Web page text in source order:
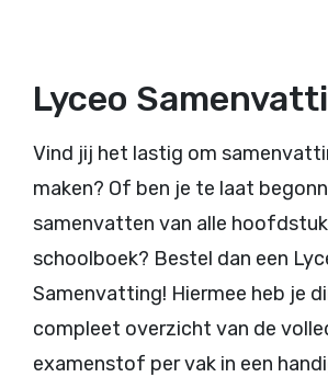
Lyceo
Vind jij het lastig om
maken? Of ben je te laat
samenvatten van alle
schoolboek? Bestel dan een
Samenvatting! Hiermee heb je
compleet overzicht van de
examenstof per vak in een